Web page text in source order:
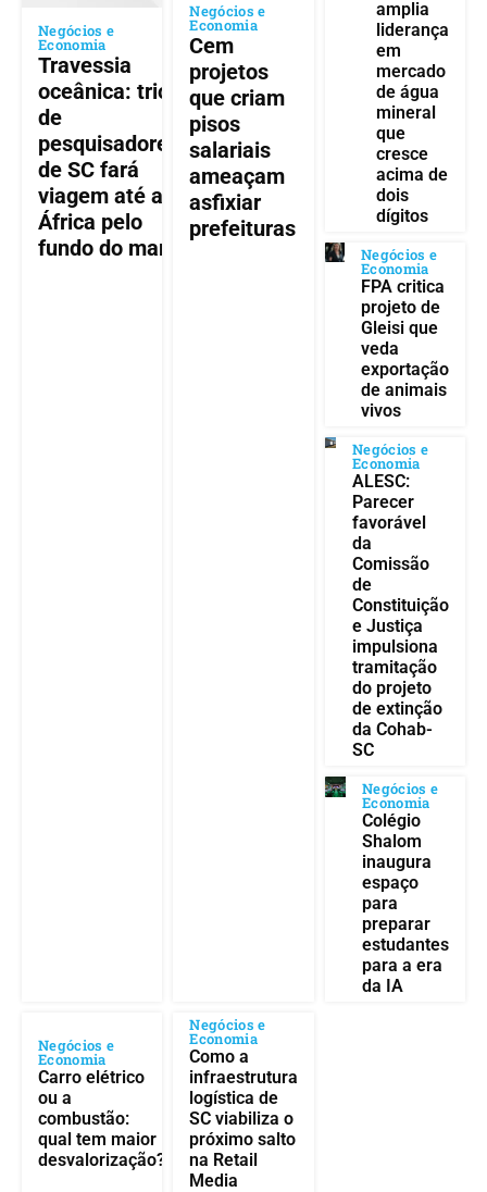
Negócios e
Economia
Travessia
oceânica: trio
de
pesquisadores
de SC fará
viagem até a
África pelo
fundo do mar
Negócios e
Economia
Cem
projetos
que criam
pisos
salariais
ameaçam
asfixiar
prefeituras
amplia
liderança
em
mercado
de água
mineral
que
cresce
acima de
dois
dígitos
Negócios e
Economia
FPA critica
projeto de
Gleisi que
veda
exportação
de animais
vivos
Negócios e
Economia
ALESC:
Parecer
favorável
da
Comissão
de
Constituição
e Justiça
impulsiona
tramitação
do projeto
de extinção
da Cohab-
SC
Negócios e
Economia
Colégio
Shalom
inaugura
espaço
para
preparar
estudantes
para a era
da IA
Negócios e
Economia
Carro elétrico
ou a
combustão:
qual tem maior
desvalorização?
Negócios e
Economia
Como a
infraestrutura
logística de
SC viabiliza o
próximo salto
na Retail
Media